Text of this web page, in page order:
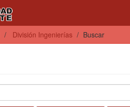
División Ingenierías Buscar